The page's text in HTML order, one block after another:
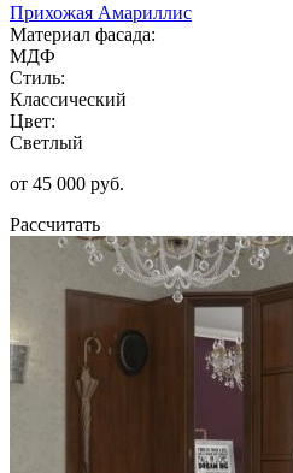
Прихожая Амариллис
Материал фасада:
МДФ
Стиль:
Классический
Цвет:
Светлый
от 45 000 руб.
Рассчитать